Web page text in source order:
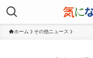
ホーム その他ニュース